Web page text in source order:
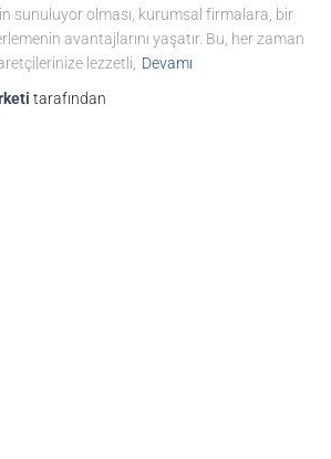
sunuluyor olması, kurumsal firmalara, bir
avantajlarını yaşatır. Bu, her zaman
lezzetli,
Devamı
tarafından